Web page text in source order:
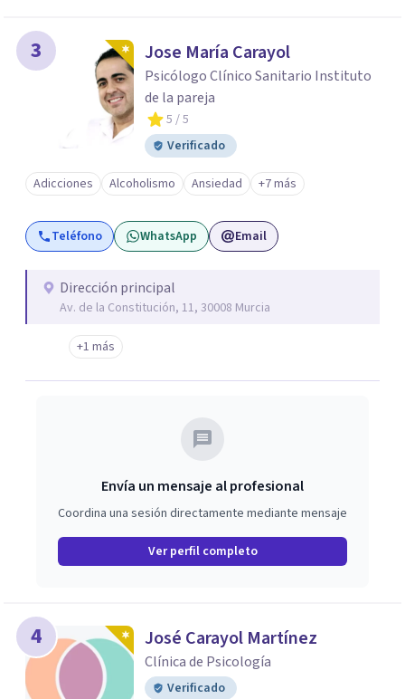
3 Jose María Carayol
Psicólogo Clínico Sanitario Instituto
de la pareja
5 / 5
Verificado
Adicciones Alcoholismo Ansiedad +7 más
Teléfono WhatsApp Email
Dirección principal
Av. de la Constitución, 11, 30008 Murcia
+1 más
Envía un mensaje al profesional
Coordina una sesión directamente mediante mensaje
Ver perfil completo
4 José Carayol Martínez
Clínica de Psicología
Verificado